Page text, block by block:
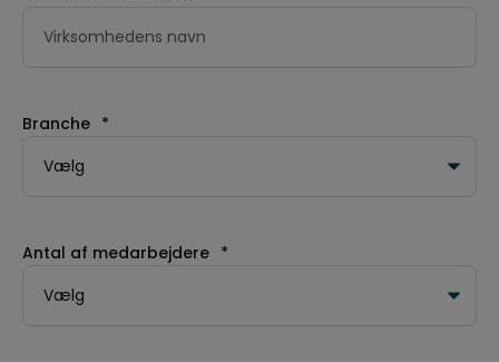
Branche *
Antal af medarbejdere *